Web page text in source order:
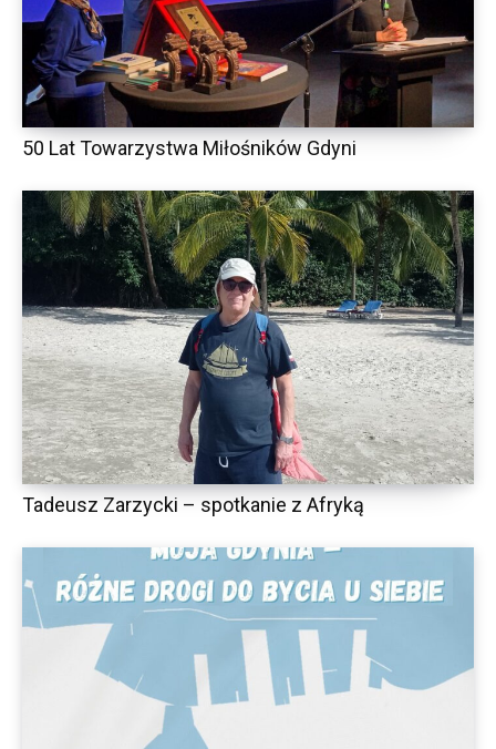
50 Lat Towarzystwa Miłośników Gdyni
Tadeusz Zarzycki – spotkanie z Afryką